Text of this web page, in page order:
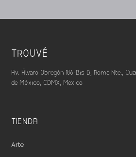
TROUVÉ
Av. Álvaro Obregón 186-Bis B, Roma Nte.,
de México, CDMX, Mexico
TIENDA
Arte